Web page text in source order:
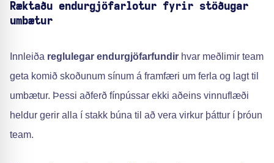
Ræktaðu endurgjöfarlotur fyrir stöðugar
umbætur
Innleiða reglulegar endurgjöfarfundir hvar meðlimir team
geta komið skoðunum sínum á framfæri um ferla og lagt til
umbætur. Þessi aðferð fínpússar ekki aðeins vinnuflæði
heldur gerir alla í stakk búna til að vera virkur þáttur í þróun
team.